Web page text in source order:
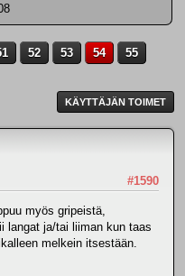
52 53 54
55
KÄYTTÄJÄN TOIMET
#1590
myös gripeistä,
langat ja/tai liiman kun taas
melkein itsestään.